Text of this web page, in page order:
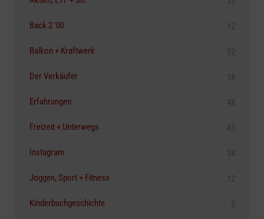
Back 2 '00 12
Balkon + Kraftwerk 52
Der Verkäufer 18
Erfahrungen 48
Freizeit + Unterwegs 43
Instagram 34
Joggen, Sport + Fitness 12
Kinderbuchgeschichte 2